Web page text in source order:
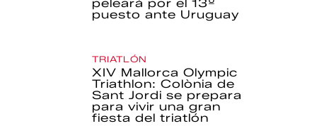
peleará por el 13º
puesto ante Uruguay
TRIATLÓN
XIV Mallorca Olympic
Triathlon: Colònia de
Sant Jordi se prepara
para vivir una gran
fiesta del triatlón